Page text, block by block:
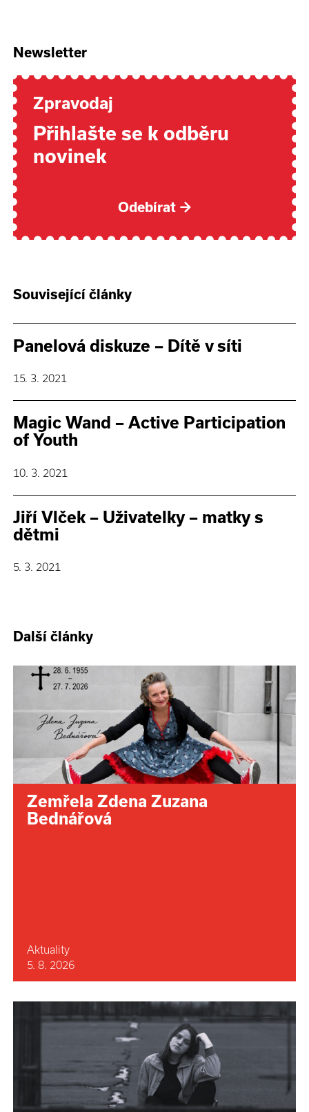
Newsletter
Zpravodaj
Přihlašte se k odběru
novinek
Odebírat →
Související články
Panelová diskuze – Dítě v síti
15. 3. 2021
Magic Wand – Active Participation
of Youth
10. 3. 2021
Jiří Vlček – Uživatelky – matky s
dětmi
5. 3. 2021
Další články
Zemřela Zdena Zuzana
Bednářová
Aktuality
5. 8. 2026